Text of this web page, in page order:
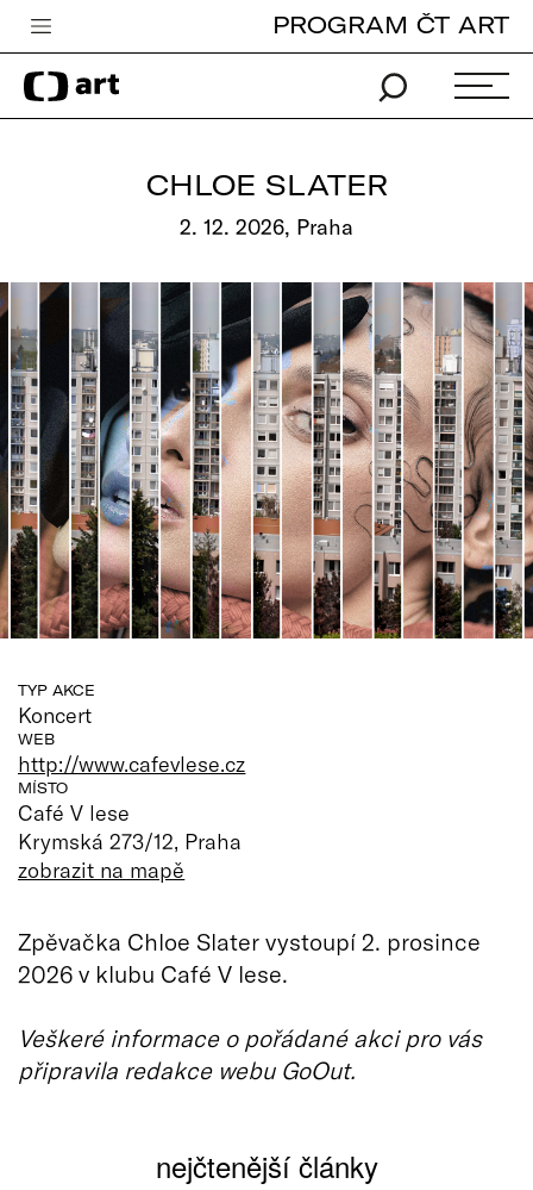
Česká televize
Zpravodajství
Pro děti
edu
Vše o ČT
PROGRAM ČT ART
CHLOE SLATER
2. 12. 2026, Praha
TYP AKCE
Koncert
WEB
http://www.cafevlese.cz
MÍSTO
Café V lese
Krymská 273/12, Praha
zobrazit na mapě
Zpěvačka Chloe Slater vystoupí 2. prosince
2026 v klubu Café V lese.
Veškeré informace o pořádané akci pro vás
připravila redakce webu GoOut.
nejčtenější články